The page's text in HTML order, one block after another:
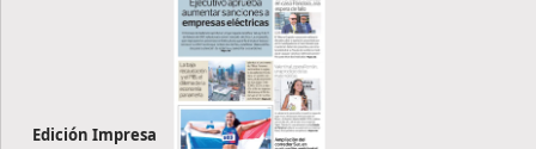
Edición Impresa